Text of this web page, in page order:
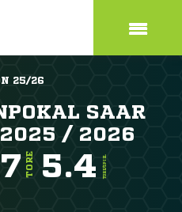
25/26
SAAR
2025 / 2026
TORE 5.4 TORE/SPIEL